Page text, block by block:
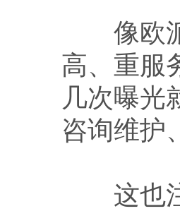
像欧派
高、重服
几次曝光
咨询维护
这也注